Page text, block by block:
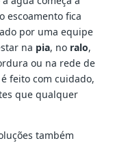
escoamento fica
por uma equipe
na pia, no ralo,
ou na rede de
feito com cuidado,
que qualquer
também